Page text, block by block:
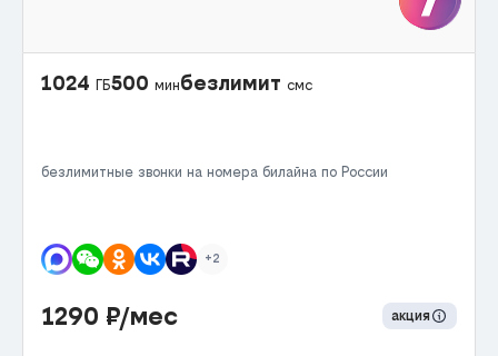
1024 ГБ500 минбезлимит смс
безлимитные звонки на номера билайна по России
+2
1290 ₽/мес акция